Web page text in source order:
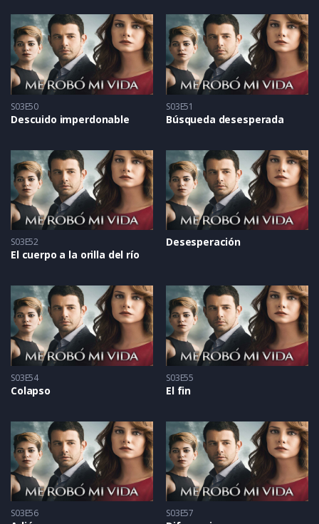
S03E50
Descuido imperdonable
S03E51
Búsqueda desesperada
S03E52
El cuerpo a la orilla del río
Desesperación
S03E54
Colapso
S03E55
El fin
S03E56 S03E57